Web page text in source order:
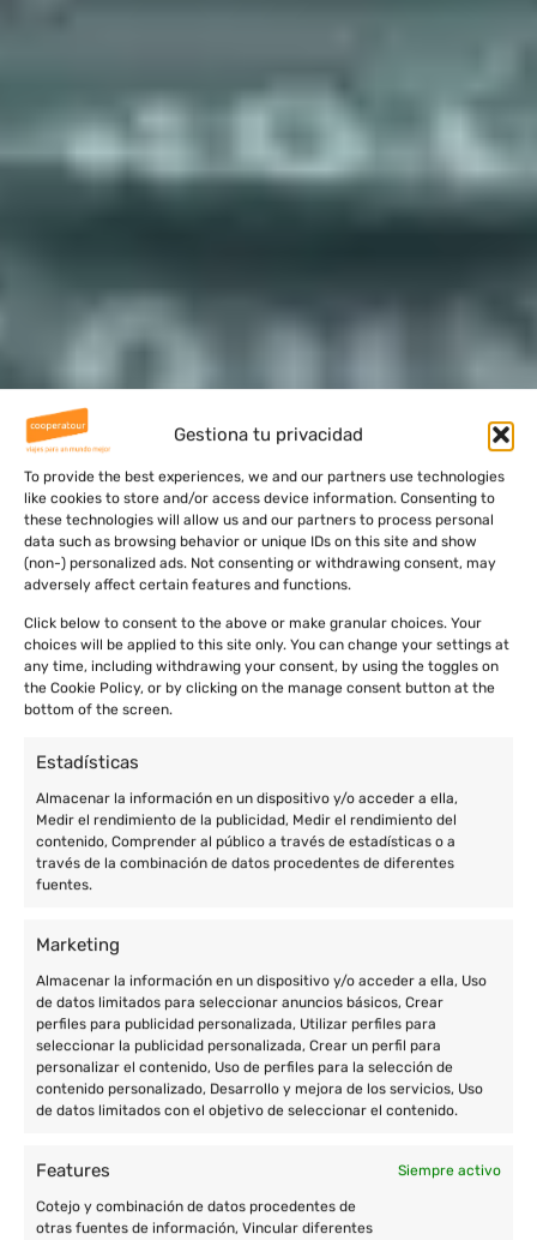
Gestiona tu privacidad
To provide the best experiences, we and our partners use technologies
like cookies to store and/or access device information. Consenting to
these technologies will allow us and our partners to process personal
data such as browsing behavior or unique IDs on this site and show
(non-) personalized ads. Not consenting or withdrawing consent, may
adversely affect certain features and functions.
Click below to consent to the above or make granular choices. Your
choices will be applied to this site only. You can change your settings at
any time, including withdrawing your consent, by using the toggles on
the Cookie Policy, or by clicking on the manage consent button at the
bottom of the screen.
Estadísticas
Almacenar la información en un dispositivo y/o acceder a ella,
Medir el rendimiento de la publicidad, Medir el rendimiento del
contenido, Comprender al público a través de estadísticas o a
través de la combinación de datos procedentes de diferentes
fuentes.
Marketing
Almacenar la información en un dispositivo y/o acceder a ella, Uso
de datos limitados para seleccionar anuncios básicos, Crear
perfiles para publicidad personalizada, Utilizar perfiles para
seleccionar la publicidad personalizada, Crear un perfil para
personalizar el contenido, Uso de perfiles para la selección de
contenido personalizado, Desarrollo y mejora de los servicios, Uso
de datos limitados con el objetivo de seleccionar el contenido.
Features Siempre activo
Cotejo y combinación de datos procedentes de
otras fuentes de información, Vincular diferentes